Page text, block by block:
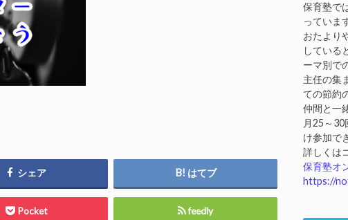
シェア はてブ
Pocket feedly
保育塾で
っていま
おたより
している
ーマ別で
主任の集
ての節約
仲間と一
月25～
け参加で
詳しくは
保育塾オ
https://